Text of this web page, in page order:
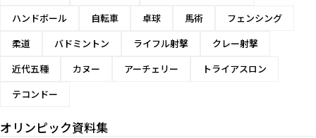
ハンドボール
自転車 卓球 馬術
フェンシング
柔道
バドミントン ライフル射撃
クレー射撃
近代五種
カヌー アーチェリー
トライアスロン
テコンドー
オリンピック資料集